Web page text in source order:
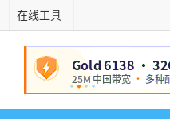
在线工具